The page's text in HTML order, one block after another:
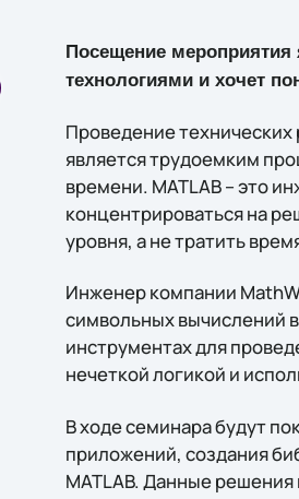
Посещение
технологиями и хочет
Проведение
является трудоемким
времени. MATLAB – это
концентрироваться на
уровня, а не тратить
Инженер компании
символьных вычислений
инструментах для
нечеткой логикой и
В ходе семинара будут
приложений, создания
MATLAB. Данные